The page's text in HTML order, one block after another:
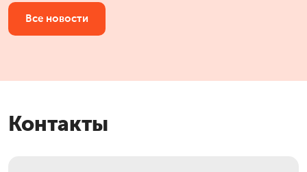
Все новости
Контакты